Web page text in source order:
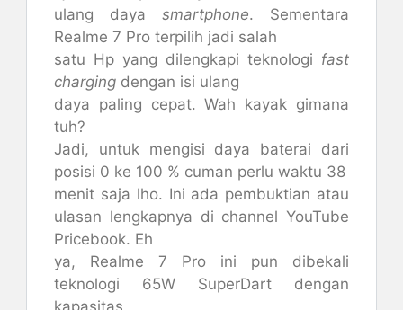
ulang daya smartphone. Sementara
Realme 7 Pro terpilih jadi salah
satu Hp yang dilengkapi teknologi fast
charging dengan isi ulang
daya paling cepat. Wah kayak gimana
tuh?
Jadi, untuk mengisi daya baterai dari
posisi 0 ke 100 % cuman perlu waktu 38
menit saja lho. Ini ada pembuktian atau
ulasan lengkapnya di channel YouTube
Pricebook. Eh
ya, Realme 7 Pro ini pun dibekali
teknologi 65W SuperDart dengan
kapasitas